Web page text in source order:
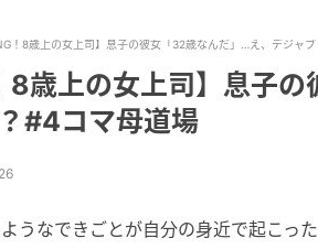
！8歳上の女上司】息子の彼女「32歳なんだ」…え、デジャ
8歳上の女上司】息子
#4コマ母道場
うなできごとが自分の身近で起こっ